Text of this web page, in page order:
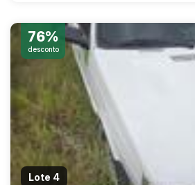
76%
desconto
Lote 4